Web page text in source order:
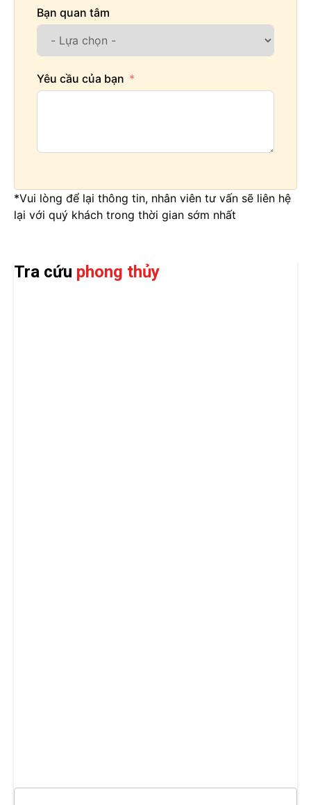
Bạn quan tâm
Yêu cầu của bạn
*Vui lòng để lại thông tin, nhân viên tư vấn sẽ liên hệ
lại với quý khách trong thời gian sớm nhất
Tra cứu phong thủy